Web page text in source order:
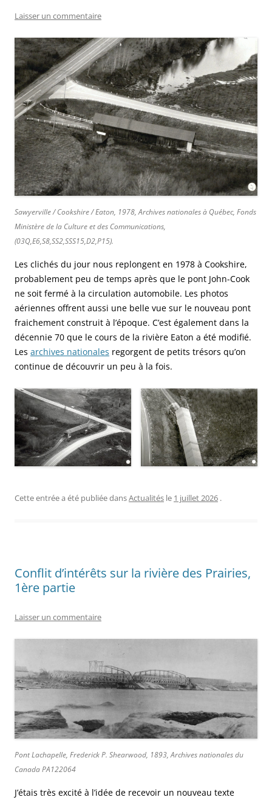
Laisser un commentaire
Sawyerville / Cookshire / Eaton, 1978, Archives nationales à Québec, Fonds
Ministère de la Culture et des Communications,
(03Q,E6,S8,SS2,SSS15,D2,P15).
Les clichés du jour nous replongent en 1978 à Cookshire,
probablement peu de temps après que le pont John-Cook
ne soit fermé à la circulation automobile. Les photos
aériennes offrent aussi une belle vue sur le nouveau pont
fraichement construit à l’époque. C’est également dans la
décennie 70 que le cours de la rivière Eaton a été modifié.
Les archives nationales regorgent de petits trésors qu’on
continue de découvrir un peu à la fois.
Cette entrée a été publiée dansActualités le 1 juillet 2026 .
Conflit d’intérêts sur la rivière des Prairies,
1ère partie
Laisser un commentaire
Pont Lachapelle, Frederick P. Shearwood, 1893, Archives nationales du
Canada PA122064
J’étais très excité à l’idée de recevoir un nouveau texte